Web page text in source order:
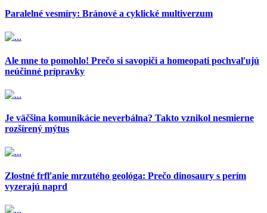
Paralelné vesmíry: Bránové a cyklické multiverzum
Ale mne to pomohlo! Prečo si savopiči a homeopati pochvaľujú
neúčinné prípravky
Je väčšina komunikácie neverbálna? Takto vznikol nesmierne
rozšírený mýtus
Zlostné frfľanie mrzutého geológa: Prečo dinosaury s perím
vyzerajú naprd